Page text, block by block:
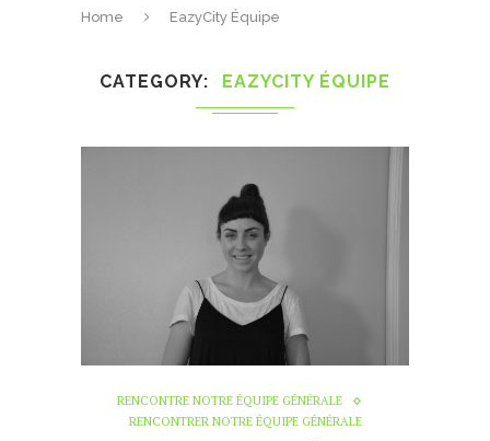
Home EazyCity Équipe
CATEGORY EAZYCITY ÉQUIPE
RENCONTRE NOTRE ÉQUIPE GÉNÉRALE
RENCONTRER NOTRE ÉQUIPE GÉNÉRALE